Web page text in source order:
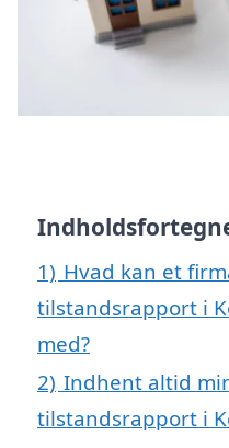
1) Hvad kan et
tilstandsrapport i
med?
2) Indhent altid
tilstandsrapport i